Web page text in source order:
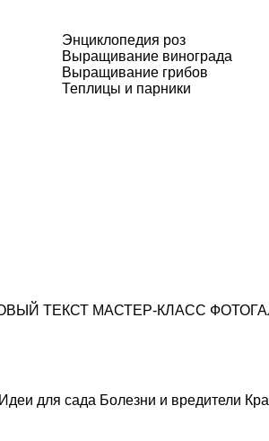
Энциклопедия роз
Выращивание винограда
Выращивание грибов
Теплицы и парники
ТЕКСТ МАСТЕР-КЛАСС
Идеи для сада Болезни и вредители